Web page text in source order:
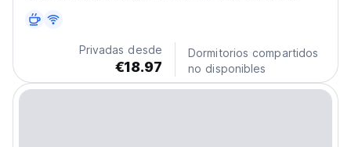
huéspedes.
Privadas desde
€18.97
Dormitorios compartidos
no disponibles